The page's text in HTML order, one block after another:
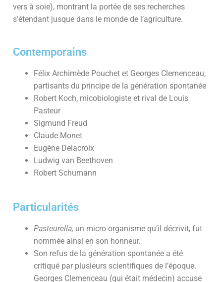
vers à soie), montrant la portée de ses recherches
s’étendant jusque dans le monde de l’agriculture.
Contemporains
Félix Archimède Pouchet et Georges Clemenceau,
partisants du principe de la génération spontanée
Robert Koch, micobiologiste et rival de Louis
Pasteur
Sigmund Freud
Claude Monet
Eugène Delacroix
Ludwig van Beethoven
Robert Schumann
Particularités
Pasteurella, un micro-organisme qu’il décrivit, fut
nommée ainsi en son honneur.
Son refus de la génération spontanée a été
critiqué par plusieurs scientifiques de l’époque.
Georges Clemenceau (qui était médecin) accuse